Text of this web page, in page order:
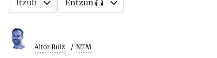
Aitor Ruiz NTM
Itzuli Entzun